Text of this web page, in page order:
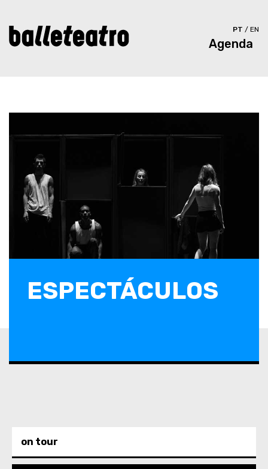
PT / EN
Agenda
ESPECTÁCULOS
on tour